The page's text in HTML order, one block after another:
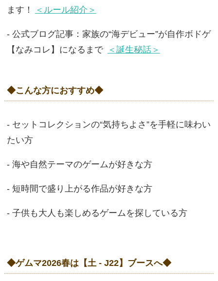
ます！
＜ルール紹介＞
- 公式ブログ記事：家族の“海デビュー”が自作ボドゲ
【なみコレ】になるまで ＜誕生秘話＞
◆こんな方におすすめ◆
- セットコレクションの“気持ちよさ”を手軽に味わい
たい方
- 海や自然テーマのゲームが好きな方
- 短時間で盛り上がる作品が好きな方
- 子供も大人も楽しめるゲームを探している方
◆ゲムマ2026春は【土 - J22】ブースへ◆